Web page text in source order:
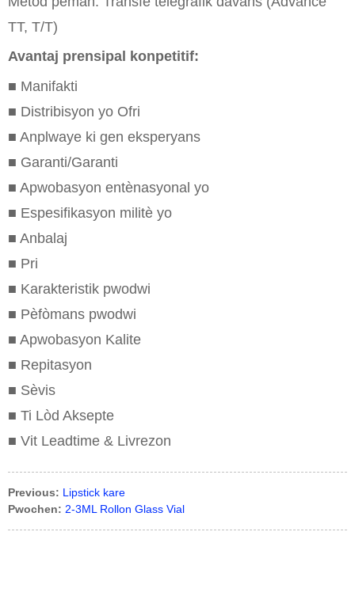
TT, T/T)
Avantaj prensipal konpetitif:
■ Manifakti
■ Distribisyon yo Ofri
■ Anplwaye ki gen eksperyans
■ Garanti/Garanti
■ Apwobasyon entènasyonal yo
■ Espesifikasyon militè yo
■ Anbalaj
■ Pri
■ Karakteristik pwodwi
■ Pèfòmans pwodwi
■ Apwobasyon Kalite
■ Repitasyon
■ Sèvis
■ Ti Lòd Aksepte
■ Vit Leadtime & Livrezon
Previous: Lipstick kare
Pwochen: 2-3ML Rollon Glass Vial